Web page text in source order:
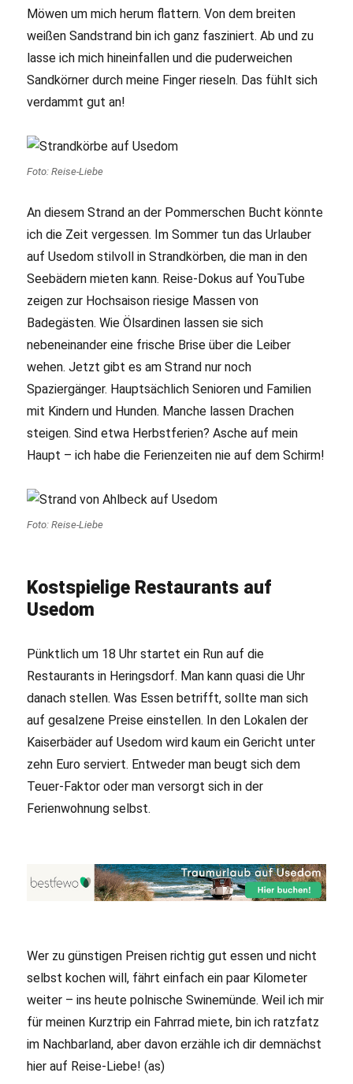
Möwen um mich herum flattern. Von dem breiten
weißen Sandstrand bin ich ganz fasziniert. Ab und zu
lasse ich mich hineinfallen und die puderweichen
Sandkörner durch meine Finger rieseln. Das fühlt sich
verdammt gut an!
Foto: Reise-Liebe
An diesem Strand an der Pommerschen Bucht könnte
ich die Zeit vergessen. Im Sommer tun das Urlauber
auf Usedom stilvoll in Strandkörben, die man in den
Seebädern mieten kann. Reise-Dokus auf YouTube
zeigen zur Hochsaison riesige Massen von
Badegästen. Wie Ölsardinen lassen sie sich
nebeneinander eine frische Brise über die Leiber
wehen. Jetzt gibt es am Strand nur noch
Spaziergänger. Hauptsächlich Senioren und Familien
mit Kindern und Hunden. Manche lassen Drachen
steigen. Sind etwa Herbstferien? Asche auf mein
Haupt – ich habe die Ferienzeiten nie auf dem Schirm!
Foto: Reise-Liebe
Kostspielige Restaurants auf
Usedom
Pünktlich um 18 Uhr startet ein Run auf die
Restaurants in Heringsdorf. Man kann quasi die Uhr
danach stellen. Was Essen betrifft, sollte man sich
auf gesalzene Preise einstellen. In den Lokalen der
Kaiserbäder auf Usedom wird kaum ein Gericht unter
zehn Euro serviert. Entweder man beugt sich dem
Teuer-Faktor oder man versorgt sich in der
Ferienwohnung selbst.
Wer zu günstigen Preisen richtig gut essen und nicht
selbst kochen will, fährt einfach ein paar Kilometer
weiter – ins heute polnische Swinemünde. Weil ich mir
für meinen Kurztrip ein Fahrrad miete, bin ich ratzfatz
im Nachbarland, aber davon erzähle ich dir demnächst
hier auf Reise-Liebe! (as)